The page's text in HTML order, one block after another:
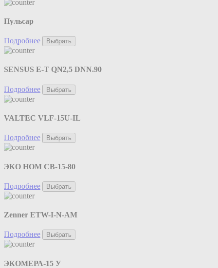
Пульсар
Подробнее Выбрать
SENSUS E-T QN2,5 DNN.90
Подробнее Выбрать
VALTEC VLF-15U-IL
Подробнее Выбрать
ЭКО НОМ СВ-15-80
Подробнее Выбрать
Zenner ETW-I-N-AM
Подробнее Выбрать
ЭКОМЕРА-15 У